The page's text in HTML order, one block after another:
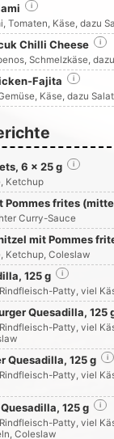
i
Tomaten, Käse, dazu
Chilli Cheese i
Schmelzkäse,
Fajita i
Käse, dazu
6 x 25 g i
Ketchup
Pommes frites
Curry-Sauce
mit Pommes
Ketchup, Coleslaw
125 g i
Patty, viel
Quesadilla, 125
Patty, viel
Quesadilla, 125 g i
Patty, viel
125 g i
Patty, viel
Coleslaw